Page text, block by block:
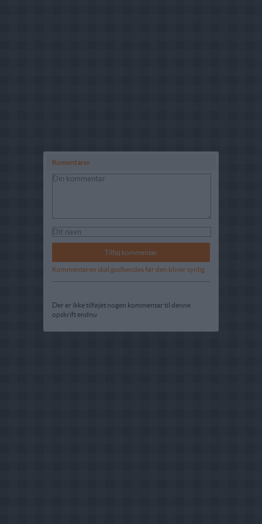
Komentarer
Kommentaren skal godkendes før den bliver synlig
Der er ikke tilføjet nogen kommentar til denne
opskrift endnu